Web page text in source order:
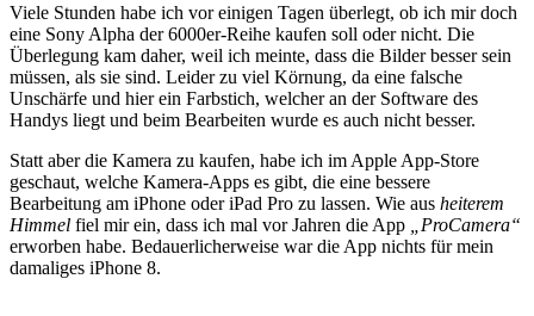
Viele Stunden habe ich vor einigen Tagen überlegt, ob ich mir doch
eine Sony Alpha der 6000er-Reihe kaufen soll oder nicht. Die
Überlegung kam daher, weil ich meinte, dass die Bilder besser sein
müssen, als sie sind. Leider zu viel Körnung, da eine falsche
Unschärfe und hier ein Farbstich, welcher an der Software des
Handys liegt und beim Bearbeiten wurde es auch nicht besser.
Statt aber die Kamera zu kaufen, habe ich im Apple App-Store
geschaut, welche Kamera-Apps es gibt, die eine bessere
Bearbeitung am iPhone oder iPad Pro zu lassen. Wie aus heiterem
Himmel fiel mir ein, dass ich mal vor Jahren die App
„ProCamera“
erworben habe. Bedauerlicherweise war die App nichts für mein
damaliges iPhone 8.